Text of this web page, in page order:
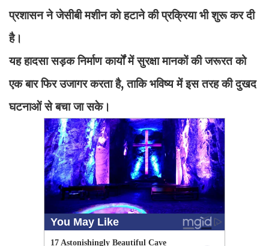
प्रशासन ने जेसीबी मशीन को हटाने की प्रक्रिया भी शुरू कर दी
है।
यह हादसा सड़क निर्माण कार्यों में सुरक्षा मानकों की जरूरत को
एक बार फिर उजागर करता है, ताकि भविष्य में इस तरह की दुखद
घटनाओं से बचा जा सके।